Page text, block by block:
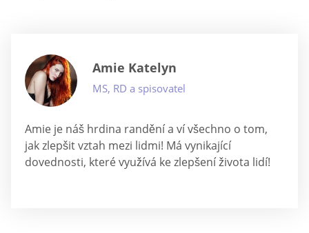
Amie Katelyn
MS, RD a spisovatel
Amie je náš hrdina randění a ví všechno o tom,
jak zlepšit vztah mezi lidmi! Má vynikající
dovednosti, které využívá ke zlepšení života lidí!